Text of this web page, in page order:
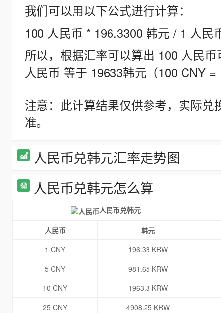
我们可以用以下公式进行计算：
100 人民币 * 196.3300 韩元 / 1 人民
所以，根据汇率可以算出 100 人民
人民币 等于 19633韩元（100 CNY =
注意：此计算结果仅供参考，实际
准。
人民币兑韩元汇率走势图
人民币兑韩元怎么算
人民币兑韩元
人民币
韩元
1 CNY
196.33 KRW
5 CNY
981.65 KRW
10 CNY
1963.3 KRW
25 CNY
4908.25 KRW